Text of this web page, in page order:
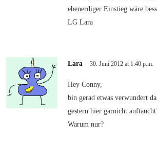
ebenerdiger Einstieg wäre
LG Lara
Lara 30. Juni 2012 at 1:40 p.m.
Hey Conny,
bin gerad etwas verwundert
gestern hier garnicht
Warum nur?